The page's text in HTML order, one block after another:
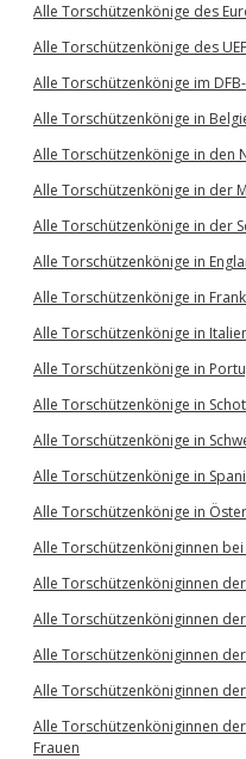
Alle Torschützenkönige des
Alle Torschützenkönige des
Alle Torschützenkönige im
Alle Torschützenkönige in
Alle Torschützenkönige in den
Alle Torschützenkönige in der
Alle Torschützenkönige in der
Alle Torschützenkönige in
Alle Torschützenkönige in
Alle Torschützenkönige in
Alle Torschützenkönige in
Alle Torschützenkönige in
Alle Torschützenkönige in
Alle Torschützenkönige in
Alle Torschützenkönige in
Alle Torschützenköniginnen
Alle Torschützenköniginnen
Alle Torschützenköniginnen
Alle Torschützenköniginnen
Alle Torschützenköniginnen
Alle Torschützenköniginnen
Frauen